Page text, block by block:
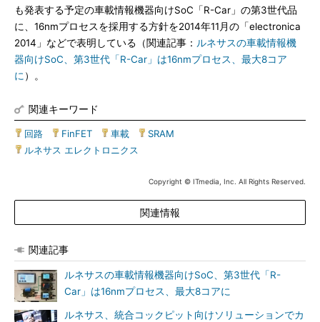
も発表する予定の車載情報機器向けSoC「R-Car」の第3世代品
に、16nmプロセスを採用する方針を2014年11月の「electronica
2014」などで表明している（関連記事： ルネサスの車載情報機
器向けSoC、第3世代「R-Car」は16nmプロセス、最大8コア
に ）。
関連キーワード
回路 FinFET 車載 SRAM
ルネサス エレクトロニクス
Copyright © ITmedia, Inc. All Rights Reserved.
関連情報
関連記事
ルネサスの車載情報機器向けSoC、第3世代「R-
Car」は16nmプロセス、最大8コアに
ルネサス、統合コックピット向けソリューションでカ